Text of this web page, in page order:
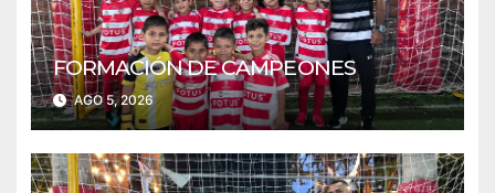
FORMACIÓN DE CAMPEONES
AGO 5, 2026